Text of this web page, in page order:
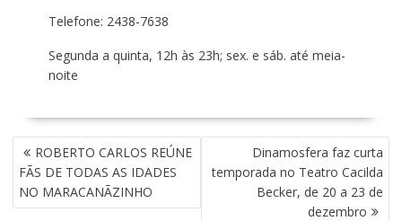
Telefone: 2438-7638
Segunda a quinta, 12h às 23h; sex. e sáb. até meia-
noite
N
A
V
E
ROBERTO CARLOS REÚNE
FÃS DE TODAS AS IDADES
NO MARACANÃZINHO
Dinamosfera faz curta
temporada no Teatro Cacilda
Becker, de 20 a 23 de
dezembro